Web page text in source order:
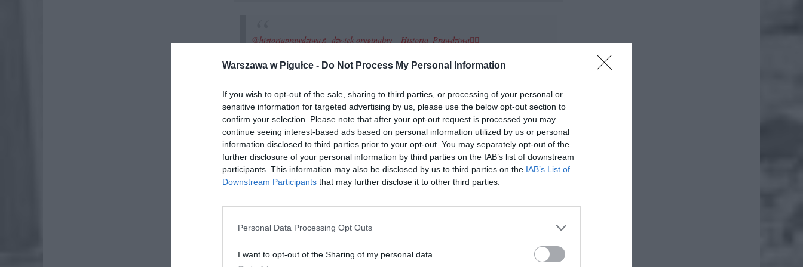
Warszawa w Pigułce - Do Not Process My Personal Information
If you wish to opt-out of the sale, sharing to third parties, or processing of your personal or
sensitive information for targeted advertising by us, please use the below opt-out section to
confirm your selection. Please note that after your opt-out request is processed you may
continue seeing interest-based ads based on personal information utilized by us or personal
information disclosed to third parties prior to your opt-out. You may separately opt-out of the
further disclosure of your personal information by third parties on the IAB’s list of downstream
participants. This information may also be disclosed by us to third parties on the IAB’s List of
Downstream Participants that may further disclose it to other third parties.
Personal Data Processing Opt Outs
I want to opt-out of the Sharing of my personal data.
@historiaprawdziwa♬ dźwięk oryginalny – Historia Prawdziwa✍🏻
ad